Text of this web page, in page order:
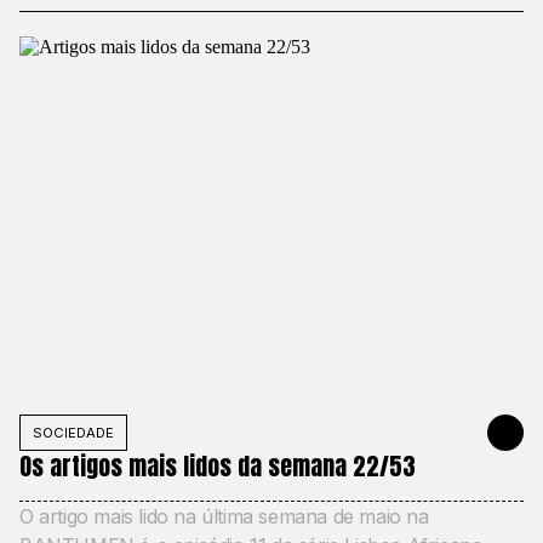
SOCIEDADE 31 DE
Os artigos mais lidos da semana 22/53
O artigo mais lido na última semana de maio na